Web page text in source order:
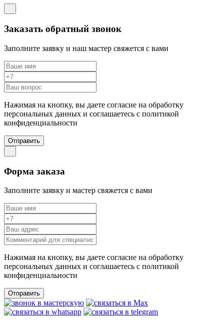
Заказать обратный звонок
Заполните заявку и наш мастер свяжется с вами
Нажимая на кнопку, вы даете согласие на обработку
персональных данных и соглашаетесь c политикой
конфиденциальности
Отправить
Форма заказа
Заполните заявку и мастер свяжется с вами
Нажимая на кнопку, вы даете согласие на обработку
персональных данных и соглашаетесь c политикой
конфиденциальности
Отправить